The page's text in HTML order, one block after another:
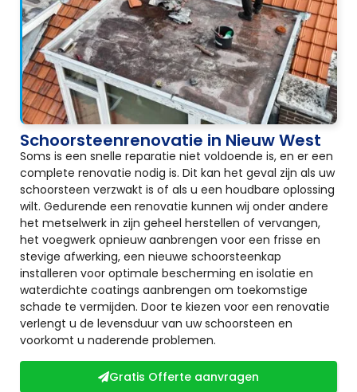
Schoorsteenrenovatie in Nieuw West
Soms is een snelle reparatie niet voldoende is, en er een
complete renovatie nodig is. Dit kan het geval zijn als uw
schoorsteen verzwakt is of als u een houdbare oplossing
wilt. Gedurende een renovatie kunnen wij onder andere
het metselwerk in zijn geheel herstellen of vervangen,
het voegwerk opnieuw aanbrengen voor een frisse en
stevige afwerking, een nieuwe schoorsteenkap
installeren voor optimale bescherming en isolatie en
waterdichte coatings aanbrengen om toekomstige
schade te vermijden. Door te kiezen voor een renovatie
verlengt u de levensduur van uw schoorsteen en
voorkomt u naderende problemen.
Gratis Offerte aanvragen